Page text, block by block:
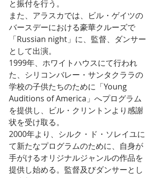
と振付を行う。
また、アラスカでは、ビル・ゲイツの
バースデーにおける豪華クルーズで
「Russian night」に、監督、ダンサー
として出演。
1999年、ホワイトハウスにて行われ
た、シリコンバレー・サンタクララの
学校の子供たちのために「Young
Auditions of America」へプログラム
を提供し、ビル・クリントンより感謝
状を受け取る。
2000年より、シルク・ド・ソレイユに
て新たなプログラムのために、自身が
手がけるオリジナルジャンルの作品を
提供し始める。監督及びダンサーとし